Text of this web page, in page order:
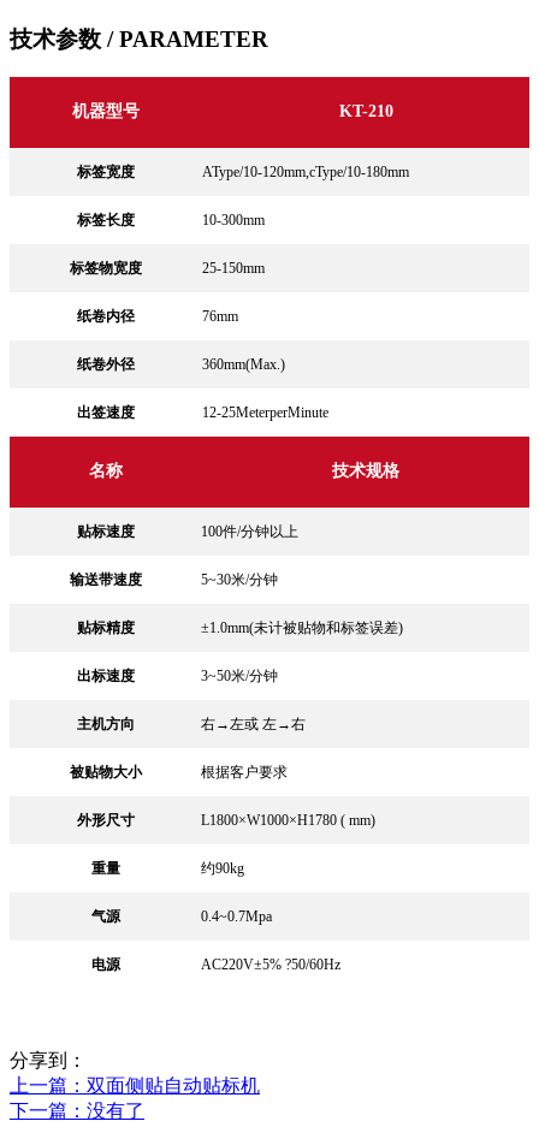
技术参数 / PARAMETER
机器型号 KT-210
标签宽度 AType/10-120mm,cType/10-180mm
标签长度 10-300mm
标签物宽度 25-150mm
纸卷内径 76mm
纸卷外径 360mm(Max.)
出签速度 12-25MeterperMinute
名称 技术规格
贴标速度 100件/分钟以上
输送带速度 5~30米/分钟
贴标精度 ±1.0mm(未计被贴物和标签误差)
出标速度 3~50米/分钟
主机方向 右→左或 左→右
被贴物大小 根据客户要求
外形尺寸 L1800×W1000×H1780 ( mm)
重量 约90kg
气源 0.4~0.7Mpa
电源 AC220V±5% ?50/60Hz
分享到：
上一篇 ：双面侧贴自动贴标机
下一篇 ：没有了